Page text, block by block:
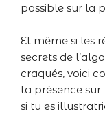
possible sur la
Et même si les
secrets de
craqués, voici
ta présence
si tu es